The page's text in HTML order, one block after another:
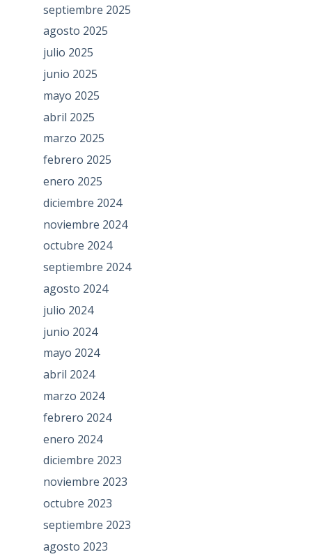
septiembre 2025
agosto 2025
julio 2025
junio 2025
mayo 2025
abril 2025
marzo 2025
febrero 2025
enero 2025
diciembre 2024
noviembre 2024
octubre 2024
septiembre 2024
agosto 2024
julio 2024
junio 2024
mayo 2024
abril 2024
marzo 2024
febrero 2024
enero 2024
diciembre 2023
noviembre 2023
octubre 2023
septiembre 2023
agosto 2023